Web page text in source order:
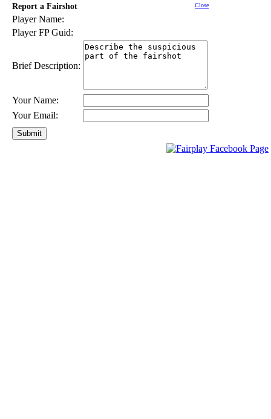
Report a Fairshot Close
Player Name:
Player FP Guid:
Brief Description:
Your Name:
Your Email: